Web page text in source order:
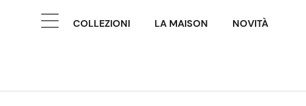
COLLEZIONI LA MAISON NOVITÀ